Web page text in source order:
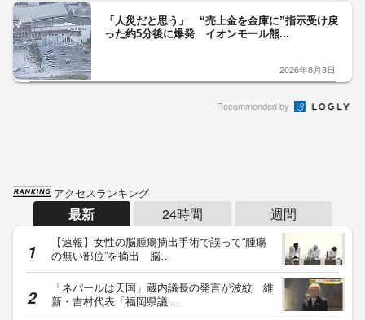
「人災だと思う」 “売上金を金庫に”指示受け戻
った約5分後に爆発 イオンモール熊...
2026年8月3日
Recommended by
アクセスランキング
最新 24時間 週間
【速報】女性の脳腫瘍摘出手術で誤って“腫瘍
の無い部位”を摘出 脳…
「ネパールは天国」蔵内議長の発言が波紋 維
新・吉村代表「福岡県議…